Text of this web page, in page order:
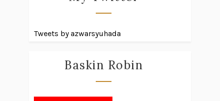
Tweets by azwarsyuhada
Baskin Robin